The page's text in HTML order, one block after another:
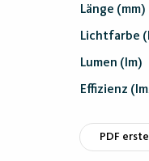
Länge (mm)
Lichtfarbe
Lumen (lm)
Effizienz
PDF